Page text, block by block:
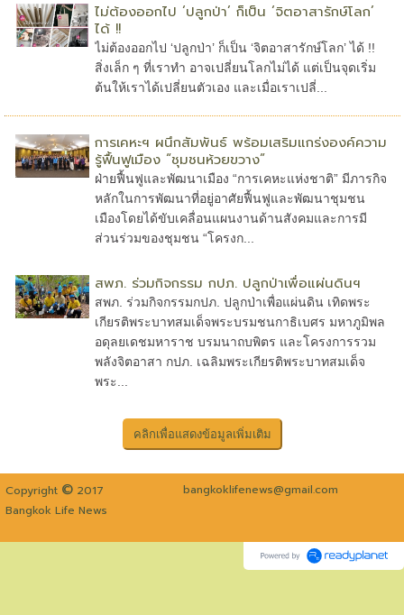
ไม่ต้องออกไป ‘ปลูกป่า’ ก็เป็น ‘จิตอาสารักษ์โลก’
ได้ !!
ไม่ต้องออกไป ‘ปลูกป่า’ ก็เป็น ‘จิตอาสารักษ์โลก’ ได้ !!
สิ่งเล็ก ๆ ที่เราทำ อาจเปลี่ยนโลกไม่ได้ แต่เป็นจุดเริ่ม
ต้นให้เราได้เปลี่ยนตัวเอง และเมื่อเราเปลี่...
การเคหะฯ ผนึกสัมพันธ์ พร้อมเสริมแกร่งองค์ความ
รู้ฟื้นฟูเมือง “ชุมชนห้วยขวาง”
ฝ่ายฟื้นฟูและพัฒนาเมือง “การเคหะแห่งชาติ” มีภารกิจ
หลักในการพัฒนาที่อยู่อาศัยฟื้นฟูและพัฒนาชุมชน
เมืองโดยได้ขับเคลื่อนแผนงานด้านสังคมและการมี
ส่วนร่วมของชุมชน “โครงก...
สพภ. ร่วมกิจกรรม กปภ. ปลูกป่าเพื่อแผ่นดินฯ
สพภ. ร่วมกิจกรรมกปภ. ปลูกป่าเพื่อแผ่นดิน เทิดพระ
เกียรติพระบาทสมเด็จพระบรมชนกาธิเบศร มหาภูมิพล
อดุลยเดชมหาราช บรมนาถบพิตร และโครงการรวม
พลังจิตอาสา กปภ. เฉลิมพระเกียรติพระบาทสมเด็จ
พระ...
Copyright © 2017
bangkoklifenews@gmail.com
Bangkok Life News